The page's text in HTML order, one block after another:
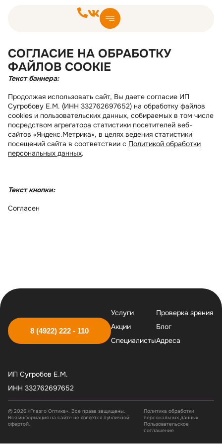
СОГЛАСИЕ НА ОБРАБОТКУ
ФАЙЛОВ COOKIE
Текст баннера:
Продолжая использовать сайт, Вы даете согласие ИП
Сугробову Е.М. (ИНН 332762697652) на обработку файлов
cookies и пользовательских данных, собираемых в том числе
посредством агрегатора статистики посетителей веб-
сайтов «Яндекс.Метрика», в целях ведения статистики
посещений сайта в соответствии с Политикой обработки
персональных данных.
Текст кнопки:
Согласен
8 (4922) 222 - 110
Услуги
Акции
Специалисты
Проверка зрения
Блог
Адреса
ИП Сугробов Е.М.
ИНН 332762697652
© 2026 «Глазго Оптика». Все права защищены.
Вся информация на сайте не является публичной
офертой.
Политика обработки
персональных данных
Пользовательское
соглашение